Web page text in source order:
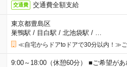
交通費 交通費全額支給
東京都豊島区
巣鴨駅 / 目白駅 / 北池袋駅 /
≪自宅からドアtoドアで30分以内！≫ご
9:00～18:00（休憩60分） ■ご希望が